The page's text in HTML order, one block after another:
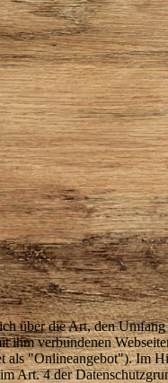
über die Art, den
ihm verbundenen
als "Onlineangebot").
Art. 4 der